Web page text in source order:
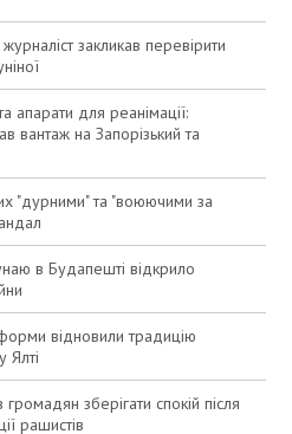
закликав перевірити
апарати для реанімації:
вантаж на Запорізький та
"дурними" та "воюючими за
в Будапешті відкрило
відновили традицію
Ялті
зберігати спокій після
рашистів